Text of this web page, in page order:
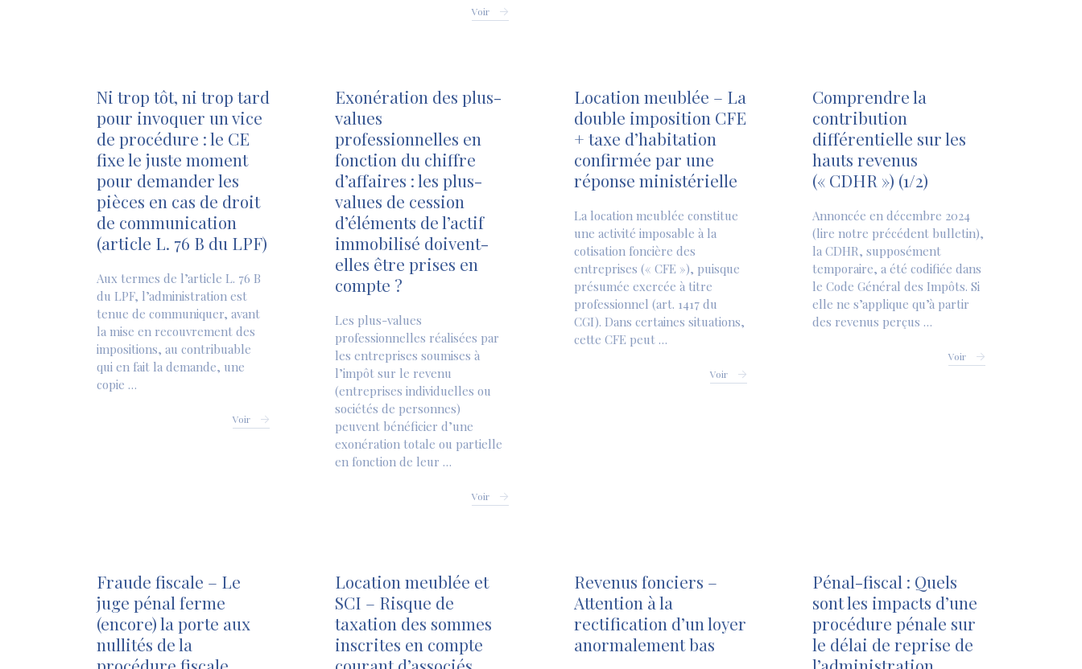
Voir
Ni trop tôt, ni trop tard
pour invoquer un vice
de procédure : le CE
fixe le juste moment
pour demander les
pièces en cas de droit
de communication
(article L. 76 B du LPF)
Aux termes de l’article L. 76 B
du LPF, l’administration est
tenue de communiquer, avant
la mise en recouvrement des
impositions, au contribuable
qui en fait la demande, une
copie …
Voir
Exonération des plus-
values
professionnelles en
fonction du chiffre
d’affaires : les plus-
values de cession
d’éléments de l’actif
immobilisé doivent-
elles être prises en
compte ?
Les plus-values
professionnelles réalisées par
les entreprises soumises à
l’impôt sur le revenu
(entreprises individuelles ou
sociétés de personnes)
peuvent bénéficier d’une
exonération totale ou partielle
en fonction de leur …
Voir
Location meublée – La
double imposition CFE
+ taxe d’habitation
confirmée par une
réponse ministérielle
La location meublée constitue
une activité imposable à la
cotisation foncière des
entreprises (« CFE »), puisque
présumée exercée à titre
professionnel (art. 1417 du
CGI). Dans certaines situations,
cette CFE peut …
Voir
Comprendre la
contribution
différentielle sur les
hauts revenus
(« CDHR ») (1/2)
Annoncée en décembre 2024
(lire notre précédent bulletin),
la CDHR, supposément
temporaire, a été codifiée dans
le Code Général des Impôts. Si
elle ne s’applique qu’à partir
des revenus perçus …
Voir
Fraude fiscale – Le
juge pénal ferme
(encore) la porte aux
nullités de la
Location meublée et
SCI – Risque de
taxation des sommes
inscrites en compte
Revenus fonciers –
Attention à la
rectification d’un loyer
anormalement bas
Pénal-fiscal : Quels
sont les impacts d’une
procédure pénale sur
le délai de reprise de